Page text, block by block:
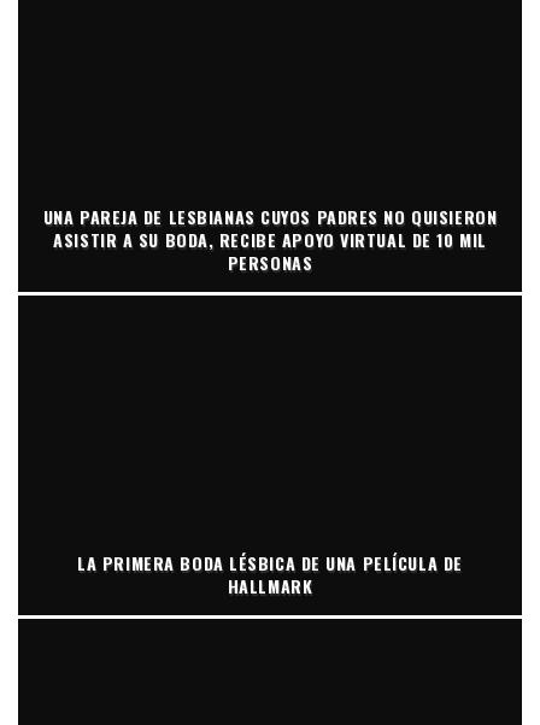
UNA PAREJA DE LESBIANAS CUYOS PADRES NO QUISIERON
ASISTIR A SU BODA, RECIBE APOYO VIRTUAL DE 10 MIL
PERSONAS
LA PRIMERA BODA LÉSBICA DE UNA PELÍCULA DE
HALLMARK